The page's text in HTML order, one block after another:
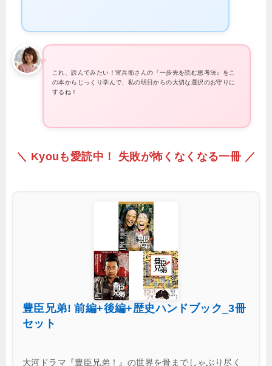
これ、読んでみたい！官兵衛さんの『一歩先を読む思考法』をこ
の本からじっくり学んで、私の明日からの大切な選択のお守りに
するね！
＼ Kyouも愛読中！ 失敗が怖くなくなる一冊 ／
豊臣兄弟! 前編+後編+歴史ハンドブック_3冊
セット
大河ドラマ『豊臣兄弟！』の世界を骨までしゃぶり尽く